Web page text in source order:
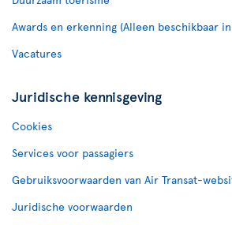
Awards en erkenning (Alleen beschikbaar
Vacatures
Juridische kennisgeving
Cookies
Services voor passagiers
Gebruiksvoorwaarden van Air Transat-
Juridische voorwaarden